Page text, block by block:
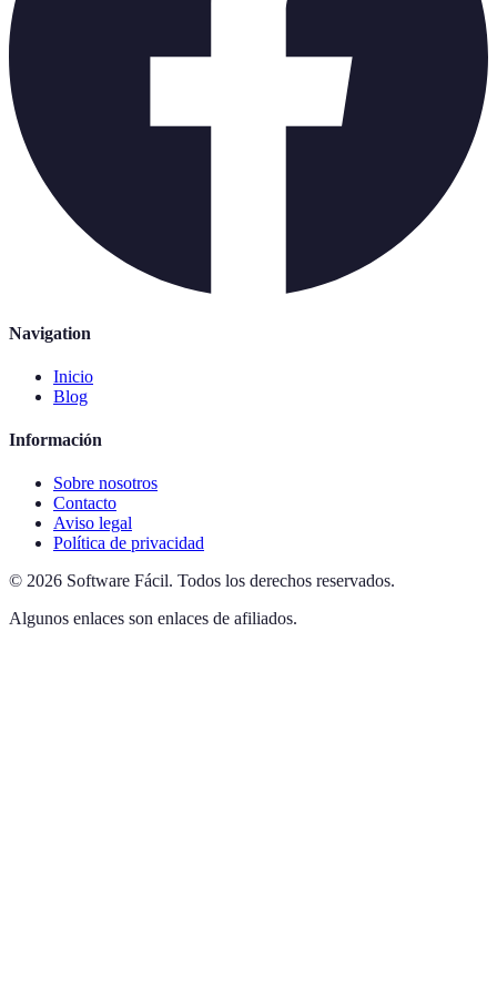
Navigation
Inicio
Blog
Información
Sobre nosotros
Contacto
Aviso legal
Política de privacidad
© 2026 Software Fácil. Todos los derechos reservados.
Algunos enlaces son enlaces de afiliados.